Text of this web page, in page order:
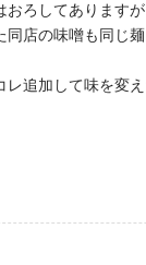
ろしてあります
店の味噌も同じ麺
追加して味を変